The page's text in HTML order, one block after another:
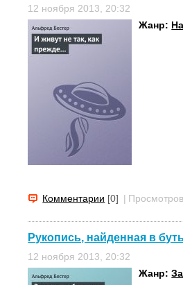
12 ноября 2013, 20:32
Жанр:
Комментарии [0] |
Рукопись, найденная в
12 ноября 2013, 20:32
Жанр: